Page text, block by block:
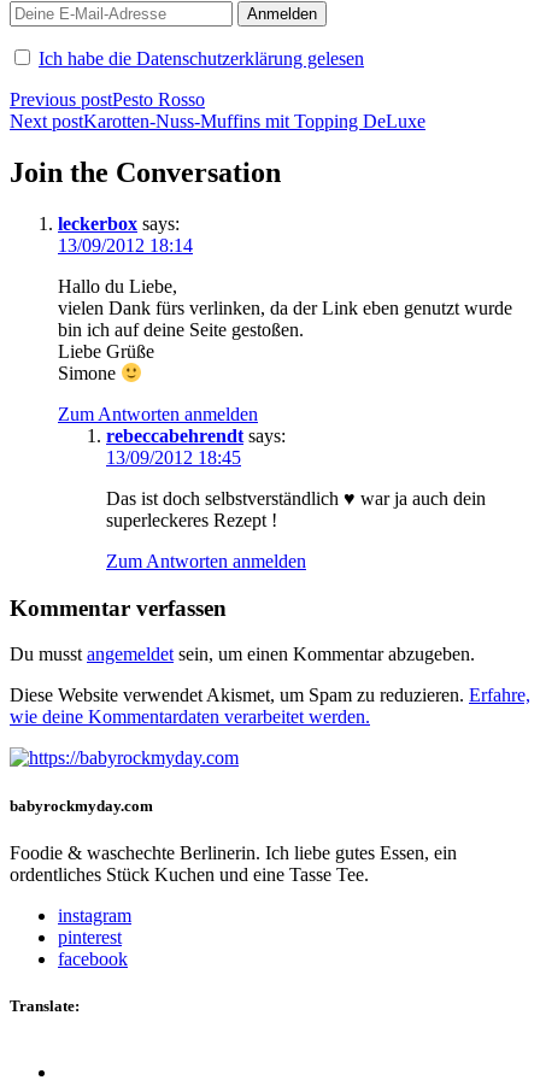
Ich habe die Datenschutzerklärung gelesen
Beitragsnavigation
Previous postPesto Rosso
Next postKarotten-Nuss-Muffins mit Topping DeLuxe
Join the Conversation
leckerbox says:
13/09/2012 18:14
Hallo du Liebe,
vielen Dank fürs verlinken, da der Link eben genutzt wurde
bin ich auf deine Seite gestoßen.
Liebe Grüße
Simone
Zum Antworten anmelden
rebeccabehrendt says:
13/09/2012 18:45
Das ist doch selbstverständlich ♥ war ja auch dein
superleckeres Rezept !
Zum Antworten anmelden
Kommentar verfassen
Du musstangemeldetsein, um einen Kommentar abzugeben.
Diese Website verwendet Akismet, um Spam zu reduzieren. Erfahre,
wie deine Kommentardaten verarbeitet werden.
babyrockmyday.com
Foodie & waschechte Berlinerin. Ich liebe gutes Essen, ein
ordentliches Stück Kuchen und eine Tasse Tee.
instagram
pinterest
facebook
Translate: